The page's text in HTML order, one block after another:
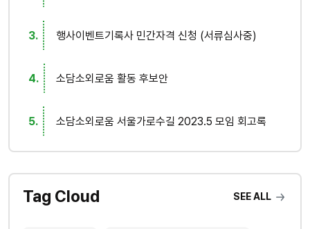
행사이벤트기록사 민간자격 신청 (서류심사중)
소담소외로움 활동 후보안
소담소외로움 서울가로수길 2023.5 모임 회고록
Tag Cloud SEE ALL